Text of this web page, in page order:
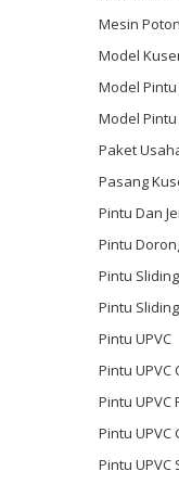
Mesin
Model
Model Pintu
Model Pintu
Paket
Pasang
Pintu Dan
Pintu
Pintu Sliding
Pintu
Pintu UPVC
Pintu UPVC
Pintu UPVC
Pintu UPVC
Pintu UPVC